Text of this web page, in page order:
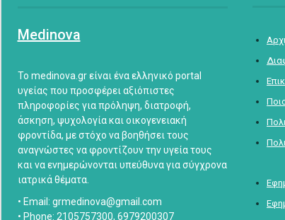
Medinova
Το medinova.gr είναι ένα ελληνικό portal
υγείας που προσφέρει αξιόπιστες
πληροφορίες για πρόληψη, διατροφή,
άσκηση, ψυχολογία και οικογενειακή
φροντίδα, με στόχο να βοηθήσει τους
αναγνώστες να φροντίζουν την υγεία τους
και να ενημερώνονται υπεύθυνα για σύγχρονα
ιατρικά θέματα.
• Email: grmedinova@gmail.com
• Phone: 2105757300, 6979200307